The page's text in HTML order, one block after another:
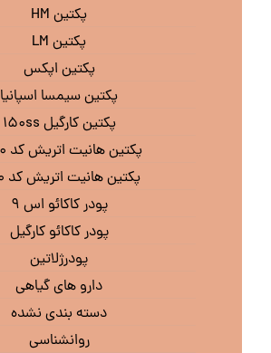
پکتین HM
پکتین LM
پکتین اپکس
پکتین سیمسا اسپانیا
پکتین کارگیل ۱۵۰ss
پکتین هانیت اتریش کد ۳۵۰
پکتین هانیت اتریش کد ۶۵۰
پودر کاکائو اس ۹
پودر کاکائو کارگیل
پودرژلاتین
دارو های گیاهی
دسته بندی نشده
روانشناسی